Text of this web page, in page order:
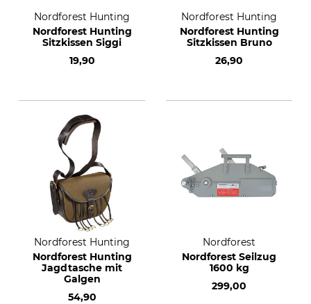
Nordforest Hunting
Nordforest Hunting
Sitzkissen Siggi
19,90
Nordforest Hunting
Nordforest Hunting
Sitzkissen Bruno
26,90
Nordforest Hunting
Nordforest Hunting
Jagdtasche mit
Galgen
54,90
Nordforest
Nordforest Seilzug
1600 kg
299,00